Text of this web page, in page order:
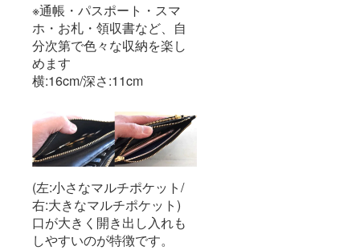
※通帳・パスポート・スマ
ホ・お札・領収書など、自
分次第で色々な収納を楽し
めます
横:16cm/深さ:11cm
(左:小さなマルチポケット/
右:大きなマルチポケット)
口が大きく開き出し入れも
しやすいのが特徴です。